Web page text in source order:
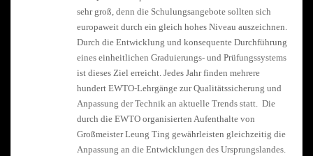
sehr groß, denn die Schulungsangebote sollten sich
europaweit durch ein gleich hohes Niveau auszeichnen.
Durch die Entwicklung und konsequente Durchführung
eines einheitlichen Graduierungs- und Prüfungssystems
ist dieses Ziel erreicht. Jedes Jahr finden mehrere
hundert EWTO-Lehrgänge zur Qualitätssicherung und
Anpassung der Technik an aktuelle Trends statt. Die
durch die EWTO organisierten Aufenthalte von
Großmeister Leung Ting gewährleisten gleichzeitig die
Anpassung an die Entwicklungen des Ursprungslandes.